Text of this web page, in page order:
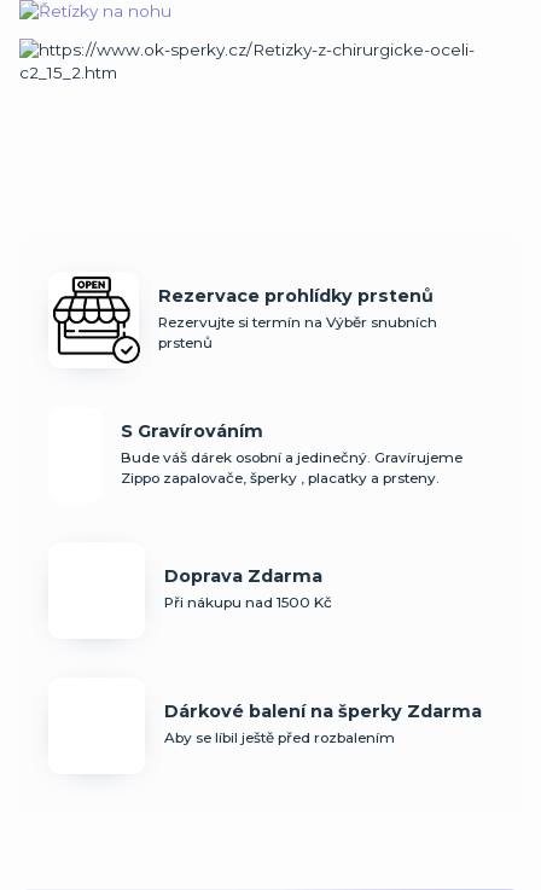
Rezervace prohlídky prstenů
Rezervujte si termín na Výběr snubních
prstenů
S Gravírováním
Bude váš dárek osobní a jedinečný. Gravírujeme
Zippo zapalovače, šperky , placatky a prsteny.
Doprava Zdarma
Při nákupu nad 1500 Kč
Dárkové balení na šperky Zdarma
Aby se líbil ještě před rozbalením